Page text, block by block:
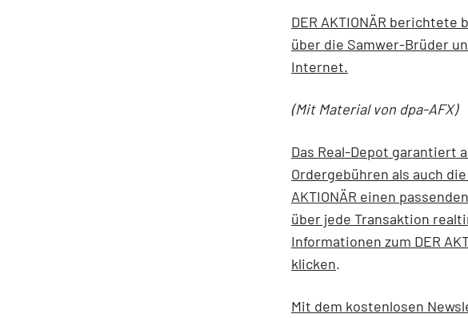
DER AKTIONÄR
über die Samwer-Brüder
Internet.
(Mit Material von dpa-AFX)
Das Real-Depot garantiert
Ordergebühren als auch
AKTIONÄR einen
über jede Transaktion
Informationen zum DER
klicken.
Mit dem kostenlosen